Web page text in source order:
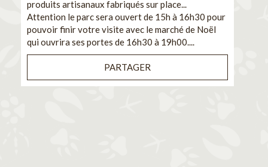
produits artisanaux fabriqués sur place...
Attention le parc sera ouvert de 15h à 16h30 pour
pouvoir finir votre visite avec le marché de Noël
qui ouvrira ses portes de 16h30 à 19h00....
PARTAGER